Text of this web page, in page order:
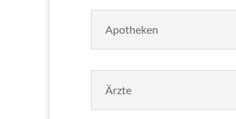
Apotheken
Ärzte